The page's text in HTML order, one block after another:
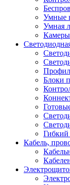
Умные
Умная
Камеры
Блоки
Гибкий
Кабель,